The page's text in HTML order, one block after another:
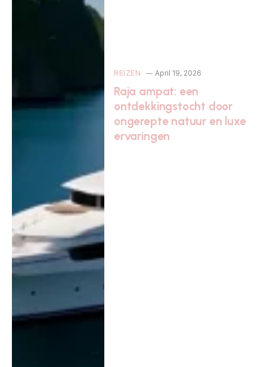
REIZEN April 19, 2026
Raja ampat: een
ontdekkingstocht door
ongerepte natuur en luxe
ervaringen